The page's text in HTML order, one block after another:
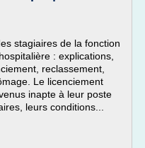
stagiaires de la fonction
: explications,
reclassement,
Le licenciement
inapte à leur poste
leurs conditions...